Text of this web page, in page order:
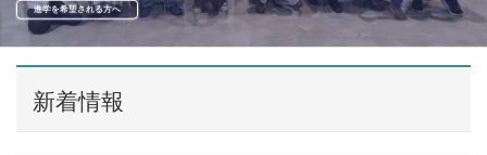
進学を希望される方へ
新着情報